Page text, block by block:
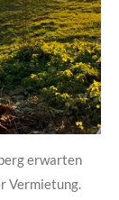
erwarten
Vermietung.